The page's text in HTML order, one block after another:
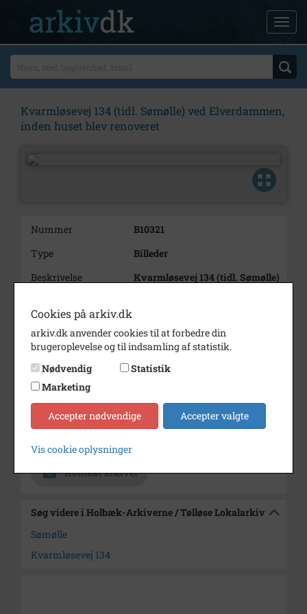
Kvarmløsevej 134 (tidl. Sømølle) ved Elverdammen,
inden huset blev renoveret
Nummer
B10321
Type
Billeder
Beskrivelse
Kvarmløsevej 134 (tidl. Sømølle)
huset, ses laden.
Årstal
Dateringsnote
Fotograf
Lausen, Tølløse
Arkiv
Holbæk-Arkiverne / Tølløse
Kontakt arkivet
Søg videre i Holbæk-Arkiverne / Tølløse Lokalarkiv
Sømølle
Kvarmløsevej 134
Cookies på arkiv.dk
arkiv.dk anvender cookies til at forbedre din
brugeroplevelse og til indsamling af statistik.
Nødvendig
Statistik
Marketing
Accepter nødvendige Accepter valgte
Vis cookie oplysninger